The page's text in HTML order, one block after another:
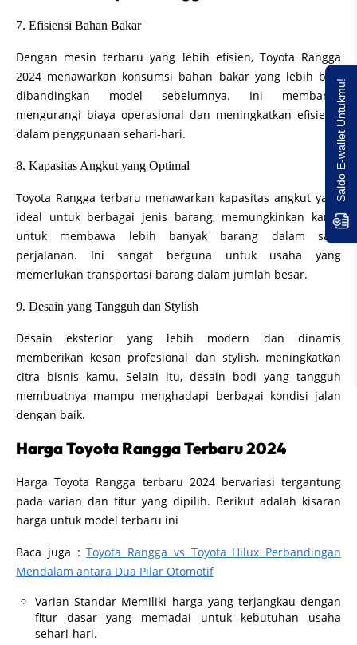
7. Efisiensi Bahan Bakar
Dengan mesin terbaru yang lebih efisien, Toyota Rangga
2024 menawarkan konsumsi bahan bakar yang lebih baik
dibandingkan model sebelumnya. Ini membantu
mengurangi biaya operasional dan meningkatkan efisiensi
dalam penggunaan sehari-hari.
8. Kapasitas Angkut yang Optimal
Toyota Rangga terbaru menawarkan kapasitas angkut yang
ideal untuk berbagai jenis barang, memungkinkan kamu
untuk membawa lebih banyak barang dalam satu
perjalanan. Ini sangat berguna untuk usaha yang
memerlukan transportasi barang dalam jumlah besar.
9. Desain yang Tangguh dan Stylish
Desain eksterior yang lebih modern dan dinamis
memberikan kesan profesional dan stylish, meningkatkan
citra bisnis kamu. Selain itu, desain bodi yang tangguh
membuatnya mampu menghadapi berbagai kondisi jalan
dengan baik.
Harga Toyota Rangga Terbaru 2024
Harga Toyota Rangga terbaru 2024 bervariasi tergantung
pada varian dan fitur yang dipilih. Berikut adalah kisaran
harga untuk model terbaru ini
Baca juga :Toyota Rangga vs Toyota Hilux Perbandingan
Mendalam antara Dua Pilar Otomotif
Varian Standar Memiliki harga yang terjangkau dengan
fitur dasar yang memadai untuk kebutuhan usaha
sehari-hari.
Saldo E-wallet Untukmu!